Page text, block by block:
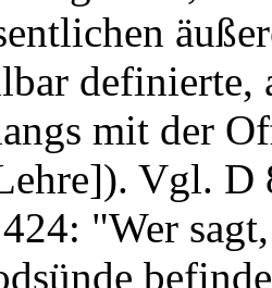
definierte,
mit der
Vgl.
"Wer